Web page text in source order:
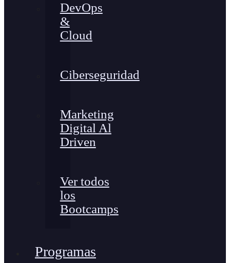
DevOps
&
Cloud
Ciberseguridad
Marketing
Digital Al
Driven
Ver todos
los
Bootcamps
Programas